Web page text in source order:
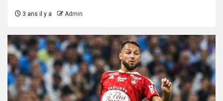
3 ans il y a Admin